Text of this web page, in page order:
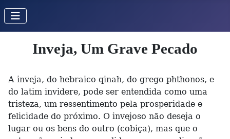
Inveja, Um Grave Pecado
A inveja, do hebraico qinah, do grego phthonos, e
do latim invidere, pode ser entendida como uma
tristeza, um ressentimento pela prosperidade e
felicidade do próximo. O invejoso não deseja o
lugar ou os bens do outro (cobiça), mas que o